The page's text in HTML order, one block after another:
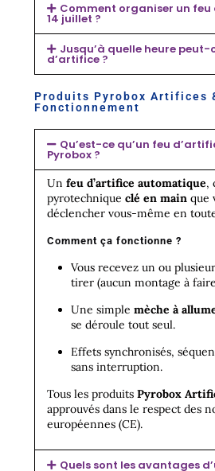
Comment organiser un feu
14 juillet ?
Jusqu’à quelle heure
d’artifice ?
Produits Pyrobox Artifices
Fonctionnement
Qu’est-ce qu’un feu
Pyrobox ?
Un feu d’artifice automatique,
pyrotechnique clé en main que
déclencher vous-même en
Comment ça fonctionne ?
Vous recevez un ou
tirer (aucun montage à
Une simple mèche à
se déroule tout seul.
Effets synchronisés,
sans interruption.
Tous les produits Pyrobox
approuvés dans le respect des
européennes (CE).
Quels sont les avantages